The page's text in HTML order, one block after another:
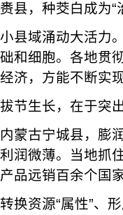
赉县，种茭白成为
小县域涌动大活力
础和细胞。各地贯
经济，方能不断实
拔节生长，在于突
内蒙古宁城县，膨
利润微薄。当地抓
产品远销百余个国
转换资源“属性”、